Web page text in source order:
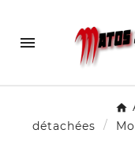

détachées